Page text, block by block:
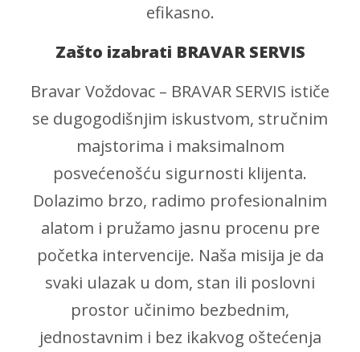
efikasno.
Zašto izabrati BRAVAR SERVIS
Bravar Voždovac – BRAVAR SERVIS ističe
se dugogodišnjim iskustvom, stručnim
majstorima i maksimalnom
posvećenošću sigurnosti klijenta.
Dolazimo brzo, radimo profesionalnim
alatom i pružamo jasnu procenu pre
početka intervencije. Naša misija je da
svaki ulazak u dom, stan ili poslovni
prostor učinimo bezbednim,
jednostavnim i bez ikakvog oštećenja